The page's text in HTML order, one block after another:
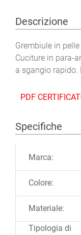
Descrizione
Grembiule in
Cuciture in para-
a sgangio rapido.
PDF
Specifiche
Marca:
Colore:
Materiale:
Tipologia di